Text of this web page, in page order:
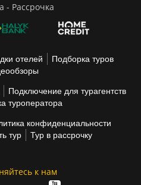
- Рассрочка
отелей
Подборка туров
Подключение для турагентств
туроператора
конфиденциальности
тур
Тур в рассрочку
к нам